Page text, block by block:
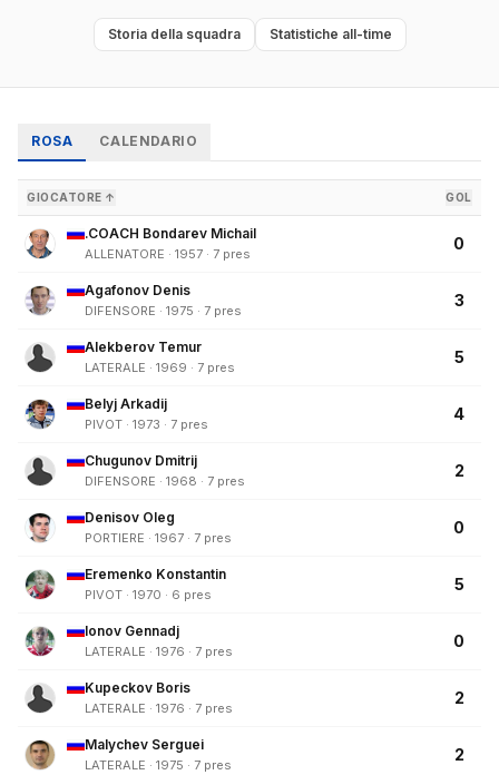
Storia della squadra Statistiche all-time
ROSA CALENDARIO
GIOCATORE ↑ GOL
.COACH Bondarev Michail
ALLENATORE · 1957 · 7 pres
0
Agafonov Denis
DIFENSORE · 1975 · 7 pres
3
Alekberov Temur
LATERALE · 1969 · 7 pres
5
Belyj Arkadij
PIVOT · 1973 · 7 pres
4
Chugunov Dmitrij
DIFENSORE · 1968 · 7 pres
2
Denisov Oleg
PORTIERE · 1967 · 7 pres
0
Eremenko Konstantin
PIVOT · 1970 · 6 pres
5
Ionov Gennadj
LATERALE · 1976 · 7 pres
0
Kupeckov Boris
LATERALE · 1976 · 7 pres
2
Malychev Serguei
LATERALE · 1975 · 7 pres
2